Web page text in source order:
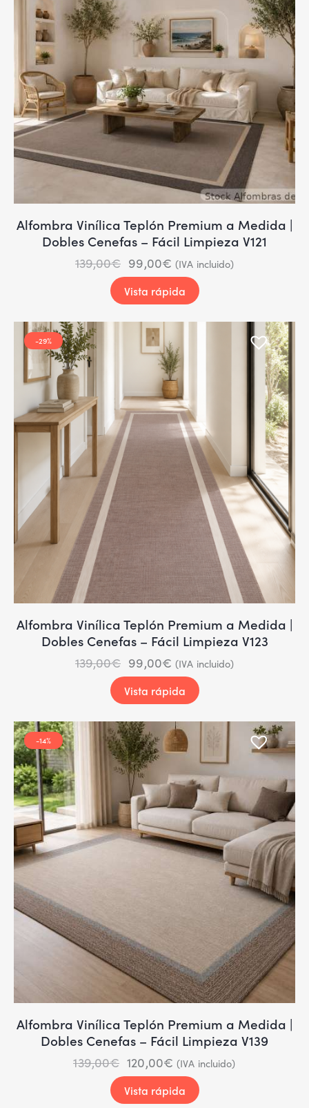
Alfombra Vinílica Teplón Premium a Medida |
Dobles Cenefas – Fácil Limpieza V121
139,00€ 99,00€ (IVA incluido)
Vista rápida
-29%
Alfombra Vinílica Teplón Premium a Medida |
Dobles Cenefas – Fácil Limpieza V123
139,00€ 99,00€ (IVA incluido)
Vista rápida
-14%
Alfombra Vinílica Teplón Premium a Medida |
Dobles Cenefas – Fácil Limpieza V139
139,00€ 120,00€ (IVA incluido)
Vista rápida